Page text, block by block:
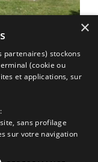
dans une
Presqu'île de Rhuys
×
partenaires) stockons
(cookie ou
et applications, sur
sans profilage
sur votre navigation